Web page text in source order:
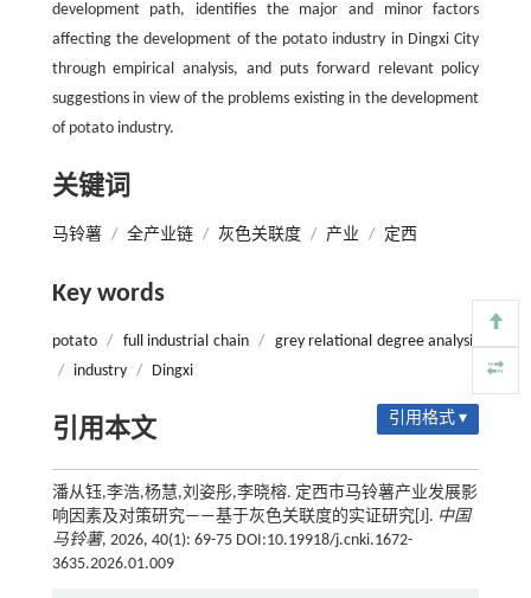
development path, identifies the major and minor factors
affecting the development of the potato industry in Dingxi City
through empirical analysis, and puts forward relevant policy
suggestions in view of the problems existing in the development
of potato industry.
关键词
马铃薯 / 全产业链 / 灰色关联度 / 产业 / 定西
Key words
potato / full industrial chain / grey relational degree analysis
/
industry / Dingxi
引用本文 引用格式 ▾
潘从钰,李浩,杨慧,刘姿彤,李晓榕. 定西市马铃薯产业发展影
响因素及对策研究——基于灰色关联度的实证研究[J]. 中国
马铃薯, 2026, 40(1): 69-75 DOI:10.19918/j.cnki.1672-
3635.2026.01.009